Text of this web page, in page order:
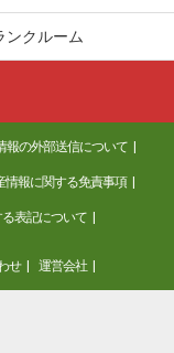
ンクルーム
報の外部送信について
情報に関する免責事項
表記について
せ 運営会社